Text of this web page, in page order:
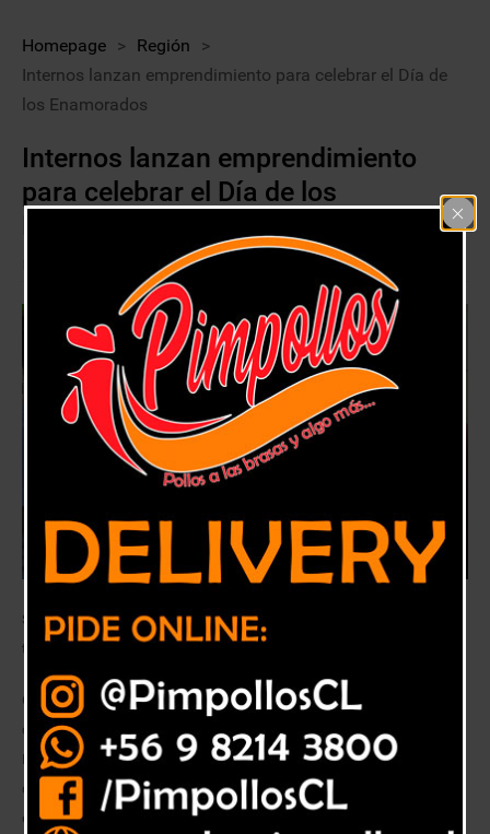
Homepage > Región
>
Internos lanzan emprendimiento para celebrar el Día de
los Enamorados
Internos lanzan emprendimiento
para celebrar el Día de los
Región
Seis reclusos trabajan sin parar y aun así decidieron ampliar el giro del
taller que mantienen en el CCP de San Felipe.
Con el término de las bolsas plásticas las ventas en el taller de corte y
confección del Centro de Cumplimiento Penitenciario (CCP) de San
Felipe se duplicaron. En este espacio laboral trabajan seis internos, los
que se dedican de lunes a viernes a confeccionar miles de bolsas
ecológicas. El éxito experimentado durante los últimos meses les